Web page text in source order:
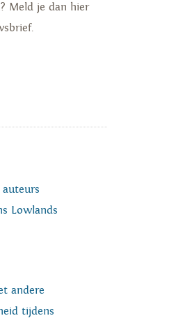
Meld je dan hier
Lowlands
andere
tijdens